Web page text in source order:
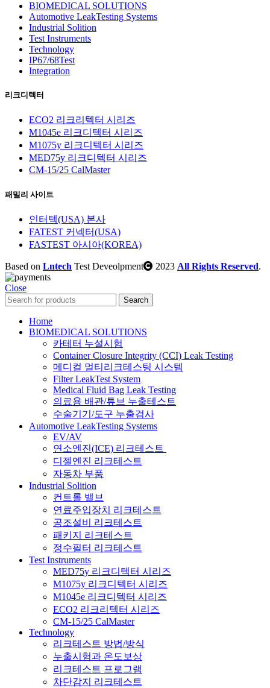
BIOMEDICAL SOLUTIONS
Automotive LeakTesting Systems
Industrial Solition
Test Instruments
Technology
IP67/68Test
Integration
리크디텍터
ECO2 리크리텍터 시리즈
M1045e 리크디텍터 시리즈
M1075y 리크디텍터 시리즈
MED75y 리크디텍터 시리즈
CM-15/25 CalMaster
패밀리 사이트
인터텍(USA) 본사
FATEST 커넥터(USA)
FASTEST 아시아(KOREA)
Based on Lntech Test Deveolpment 2023 All Rights Reserved.
Close
Search
Home
BIOMEDICAL SOLUTIONS
카테터 누설시험
Container Closure Integrity (CCI) Leak Testing
메디컬 멀티리크테스팅 시스템
Filter LeakTest System
Medical Fluid Bag Leak Testing
의료용 배관/튜브 누출테스트
수술기기/도구 누출검사
Automotive LeakTesting Systems
EV/AV
연소엔진(ICE) 리크테스트
디젤엔진 리크테스트
자동차 부품
Industrial Solition
컨트롤 밸브
연료주입장치 리크테스트
공조설비 리크테스트
패키지 리크테스트
정수필터 리크테스트
Test Instruments
MED75y 리크디텍터 시리즈
M1075y 리크디텍터 시리즈
M1045e 리크디텍터 시리즈
ECO2 리크리텍터 시리즈
CM-15/25 CalMaster
Technology
리크테스트 방법/방식
누출시험과 온도보상
리크테스트 프로그램
차단감지 리크테스트